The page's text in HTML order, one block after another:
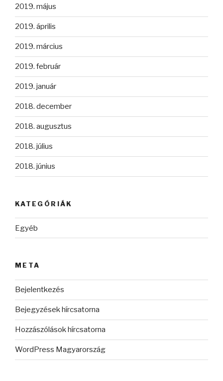
2019. május
2019. április
2019. március
2019. február
2019. január
2018. december
2018. augusztus
2018. július
2018. június
KATEGÓRIÁK
Egyéb
META
Bejelentkezés
Bejegyzések hírcsatorna
Hozzászólások hírcsatorna
WordPress Magyarország